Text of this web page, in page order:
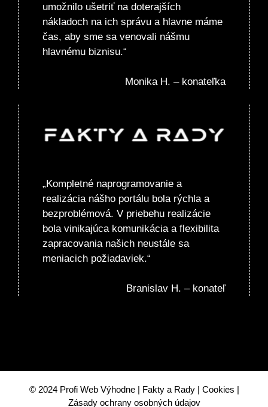
umožnilo ušetriť na doterajších
nákladoch na ich správu a hlavne máme
čas, aby sme sa venovali nášmu
hlavnému biznisu.“
Monika H. – konateľka
„Kompletné naprogramovanie a
realizácia nášho portálu bola rýchla a
bezproblémová. V priebehu realizácie
bola vinikajúca komunikácia a flexibilita
zapracovania našich neustále sa
meniacich požiadaviek.“
Branislav H. – konateľ
© 2024 Profi Web Výhodne| Fakty a Rady| Cookies |
Zásady ochrany osobných údajov